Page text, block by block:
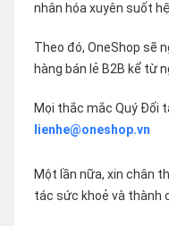
nhân hóa xuyên suốt
Theo đó, OneShop sẽ
hàng bán lẻ B2B kể từ
Mọi thắc mắc Quý Đối
lienhe@oneshop.vn
Một lần nữa, xin chân
tác sức khoẻ và thành